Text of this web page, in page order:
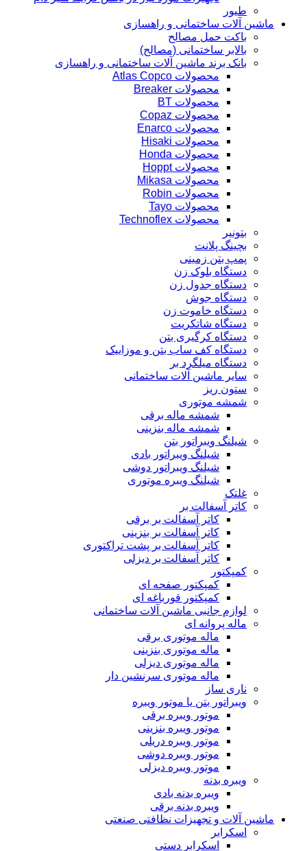
طیور
ماشین آلات ساختمانی و راهسازی
باکت حمل مصالح
بالابر ساختمانی (مصالح)
بانک برند ماشین آلات ساختمانی و راهسازی
محصولات Atlas Copco
محصولات Breaker
محصولات BT
محصولات Copaz
محصولات Enarco
محصولات Hisaki
محصولات Honda
محصولات Hoppt
محصولات Mikasa
محصولات Robin
محصولات Tayo
محصولات Technoflex
بتونیر
بچینگ پلانت
پمپ بتن زمینی
دستگاه بلوک زن
دستگاه جدول زن
دستگاه جوش
دستگاه خاموت زن
دستگاه شاتکریت
دستگاه کرگیری بتن
دستگاه کف ساب بتن و موزاییک
دستگاه میلگرد بر
سایر ماشین آلات ساختمانی
ستون ریز
شمشه موتوری
شمشه ماله برقی
شمشه ماله بنزینی
شیلنگ ویبراتور بتن
شیلنگ ویبراتور بادی
شیلنگ ویبراتور دوشی
شیلنگ ویبره موتوری
غلتک
کاتر آسفالت بر
کاتر آسفالت بر برقی
کاتر آسفالت بر بنزینی
کاتر آسفالت بر پشت تراکتوری
کاتر آسفالت بر دیزلی
کمپکتور
کمپکتور صفحه ای
کمپکتور قورباغه ای
لوازم جانبی ماشین آلات ساختمانی
ماله پروانه ای
ماله موتوری برقی
ماله موتوری بنزینی
ماله موتوری دیزلی
ماله موتوری سرنشین دار
ناری ساز
ویبراتور بتن یا موتور ویبره
موتور ویبره برقی
موتور ویبره بنزینی
موتور ویبره دریلی
موتور ویبره دوشی
موتور ویبره دیزلی
ویبره بدنه
ویبره بدنه بادی
ویبره بدنه برقی
ماشین آلات و تجهیزات نظافتی صنعتی
اسکرابر
اسکرابر دستی